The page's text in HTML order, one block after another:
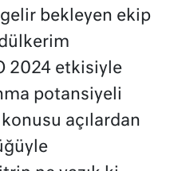
bekleyen ekip
2024 etkisiyle
potansiyeli
konusu açılardan